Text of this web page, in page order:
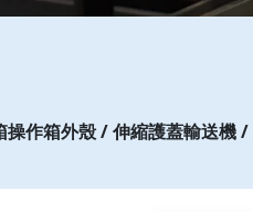
作箱外殼 / 伸縮護蓋輸送機